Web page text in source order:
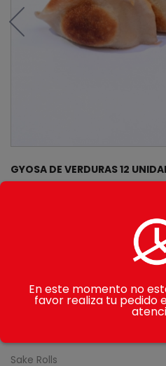
GYOSA DE VERDURAS 12
Makimono
Sake Rolls
En este momento no
favor realiza tu pedido